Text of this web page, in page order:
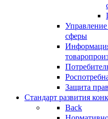
Управление
сферы
Защита
Стандарт развития
Back